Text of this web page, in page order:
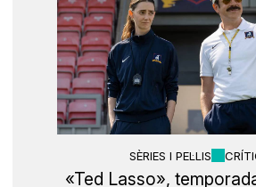
SÈRIES I PEL·LIS
«Ted Lasso»,